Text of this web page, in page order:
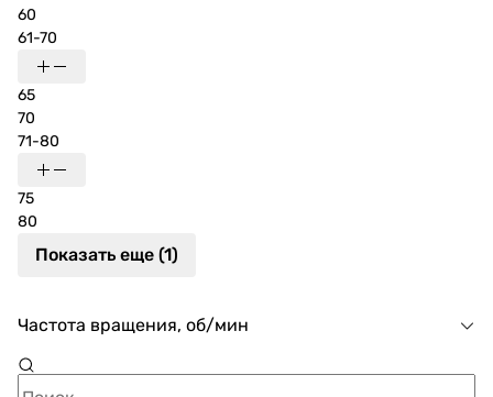
60
61-70
65
70
71-80
75
80
Показать еще (1)
Частота вращения, об/мин